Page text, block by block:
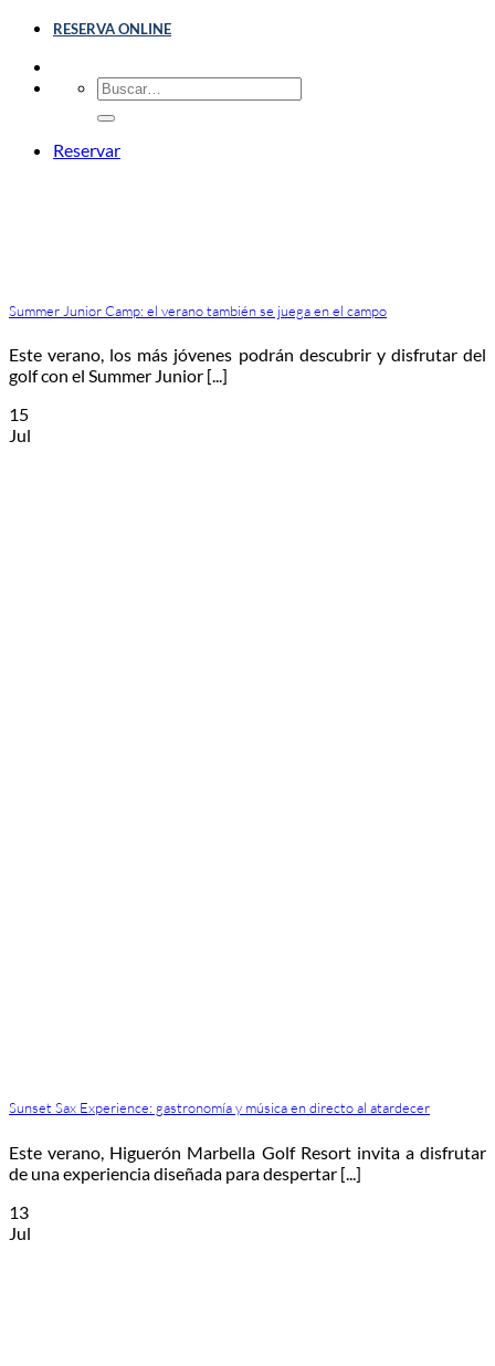
RESERVA ONLINE
Reservar
Summer Junior Camp: el verano también se juega en el campo
Este verano, los más jóvenes podrán descubrir y disfrutar del
golf con el Summer Junior [...]
15
Jul
Sunset Sax Experience: gastronomía y música en directo al atardecer
Este verano, Higuerón Marbella Golf Resort invita a disfrutar
de una experiencia diseñada para despertar [...]
13
Jul